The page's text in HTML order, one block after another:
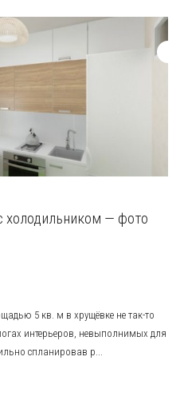
холодильником — фото
5 кв. м в хрущёвке не так-то
интерьеров, невыполнимых для
спланировав р...